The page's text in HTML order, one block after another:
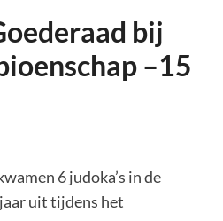
bij
–15
6 judoka’s in de
uit tijdens het